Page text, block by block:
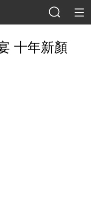
十年新顏